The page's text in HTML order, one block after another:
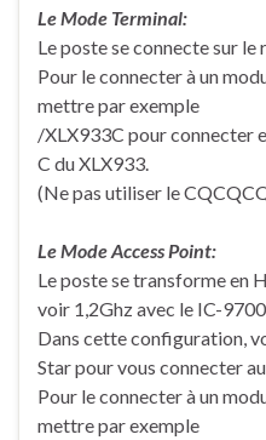
Le Mode Terminal:
Le poste se connecte sur le
Pour le connecter à un
mettre par exemple
/XLX933C pour connecter
C du XLX933.
(Ne pas utiliser le
Le Mode Access Point:
Le poste se transforme en
voir 1,2Ghz avec le IC-9700.
Dans cette configuration,
Star pour vous connecter
Pour le connecter à un
mettre par exemple